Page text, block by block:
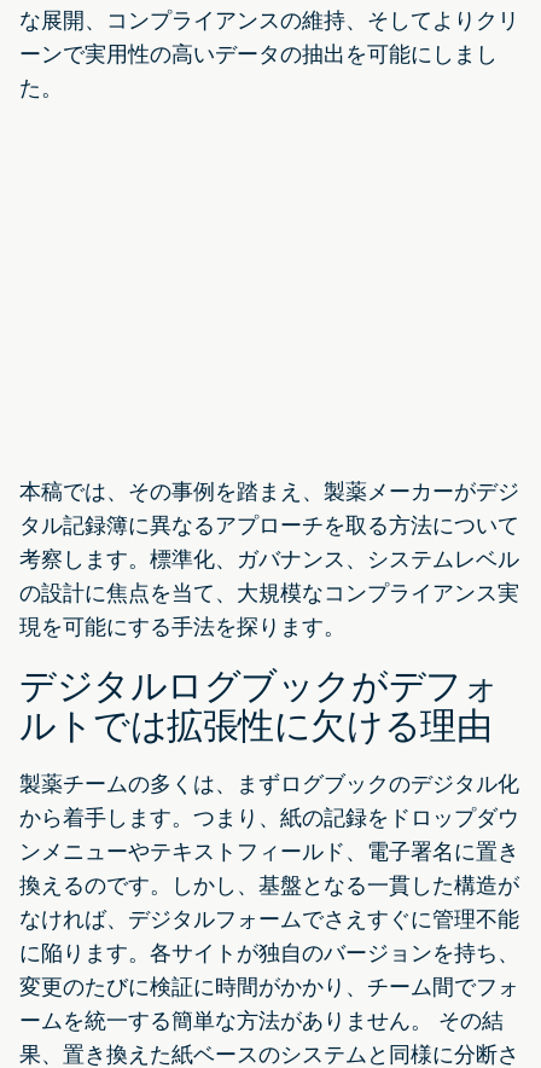
な展開、コンプライアンスの維持、そしてよりクリ
ーンで実用性の高いデータの抽出を可能にしまし
た。
本稿では、その事例を踏まえ、製薬メーカーがデジ
タル記録簿に異なるアプローチを取る方法について
考察します。標準化、ガバナンス、システムレベル
の設計に焦点を当て、大規模なコンプライアンス実
現を可能にする手法を探ります。
デジタルログブックがデフォ
ルトでは拡張性に欠ける理由
製薬チームの多くは、まずログブックのデジタル化
から着手します。つまり、紙の記録をドロップダウ
ンメニューやテキストフィールド、電子署名に置き
換えるのです。しかし、基盤となる一貫した構造が
なければ、デジタルフォームでさえすぐに管理不能
に陥ります。各サイトが独自のバージョンを持ち、
変更のたびに検証に時間がかかり、チーム間でフォ
ームを統一する簡単な方法がありません。 その結
果、置き換えた紙ベースのシステムと同様に分断さ